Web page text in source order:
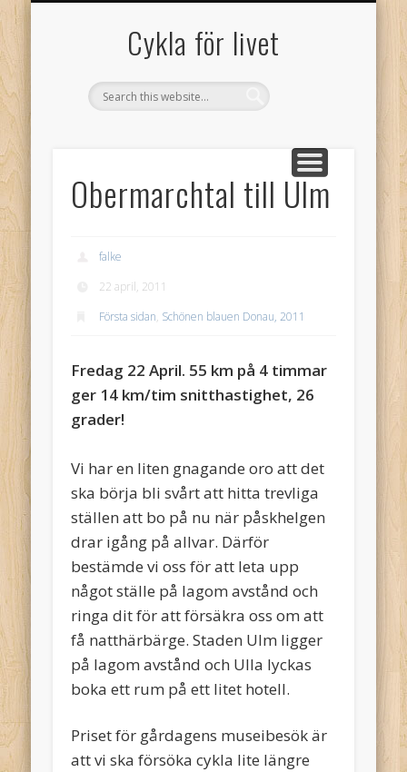
Cykla för livet
Obermarchtal till Ulm
falke
22 april, 2011
Första sidan, Schönen blauen Donau, 2011
Fredag 22 April. 55 km på 4 timmar
ger 14 km/tim snitthastighet, 26
grader!
Vi har en liten gnagande oro att det
ska börja bli svårt att hitta trevliga
ställen att bo på nu när påskhelgen
drar igång på allvar. Därför
bestämde vi oss för att leta upp
något ställe på lagom avstånd och
ringa dit för att försäkra oss om att
få natthärbärge. Staden Ulm ligger
på lagom avstånd och Ulla lyckas
boka ett rum på ett litet hotell.
Priset för gårdagens museibesök är
att vi ska försöka cykla lite längre